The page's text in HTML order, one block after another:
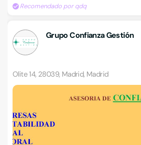
Recomendado por qdq
Grupo Confianza Gestión
Olite 14, 28039, Madrid, Madrid